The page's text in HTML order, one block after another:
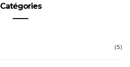
Catégories
(5)